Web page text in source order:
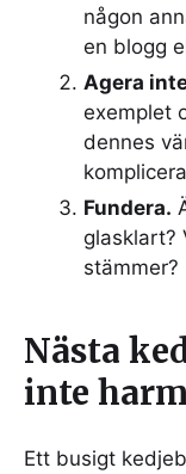
någon
en blogg
Agera
exemplet
dennes
Fundera.
glasklart?
stämmer?
Nästa
inte
Ett busigt